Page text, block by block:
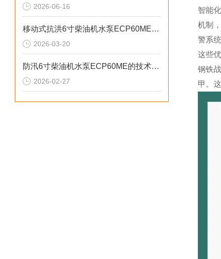
2026-06-16
移动式抗洪6寸柴油机水泵ECP60ME产品介绍
2026-03-20
防汛6寸柴油机水泵ECP60ME的技术参数
2026-02-27
智能
机制
警系
这些
钢铁
甲。